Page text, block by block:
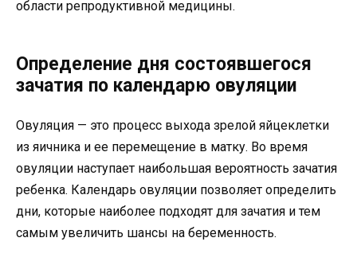
области репродуктивной медицины.
Определение дня состоявшегося
зачатия по календарю овуляции
Овуляция — это процесс выхода зрелой яйцеклетки
из яичника и ее перемещение в матку. Во время
овуляции наступает наибольшая вероятность зачатия
ребенка. Календарь овуляции позволяет определить
дни, которые наиболее подходят для зачатия и тем
самым увеличить шансы на беременность.